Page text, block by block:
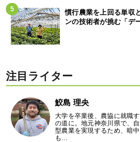
慣行農業を上回る単収
ンの技術者が挑む「デ
注目ライター
鮫島 理央
大学を卒業後、農協に就職
の道に。地元神奈川県で、
型農業を実現するため、暗
も…